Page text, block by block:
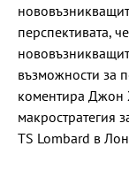
перспективата,
възможности за
коментира Джон
макростратегия
TS Lombard в